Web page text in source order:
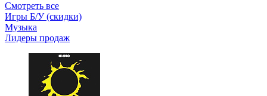
Смотреть все
Игры Б/У (скидки)
Музыка
Лидеры продаж